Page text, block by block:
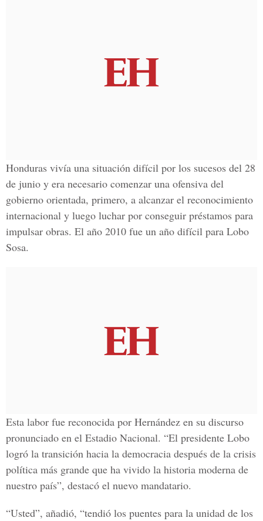
Honduras vivía una situación difícil por los sucesos del 28
de junio y era necesario comenzar una ofensiva del
gobierno orientada, primero, a alcanzar el reconocimiento
internacional y luego luchar por conseguir préstamos para
impulsar obras. El año 2010 fue un año difícil para Lobo
Sosa.
Esta labor fue reconocida por Hernández en su discurso
pronunciado en el Estadio Nacional. “El presidente Lobo
logró la transición hacia la democracia después de la crisis
política más grande que ha vivido la historia moderna de
nuestro país”, destacó el nuevo mandatario.
“Usted”, añadió, “tendió los puentes para la unidad de los